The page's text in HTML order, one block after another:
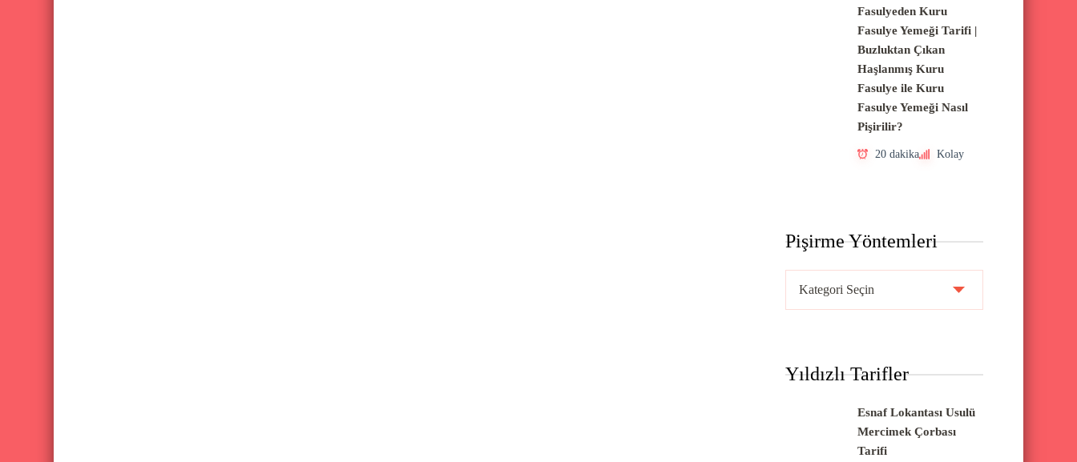
Fasulyeden Kuru
Fasulye Yemeği Tarifi |
Buzluktan Çıkan
Haşlanmış Kuru
Fasulye ile Kuru
Fasulye Yemeği Nasıl
Pişirilir?
20 dakika Kolay
Pişirme Yöntemleri
r
Yıldızlı Tarifler
Esnaf Lokantası Usulü
Mercimek Çorbası
Tarifi